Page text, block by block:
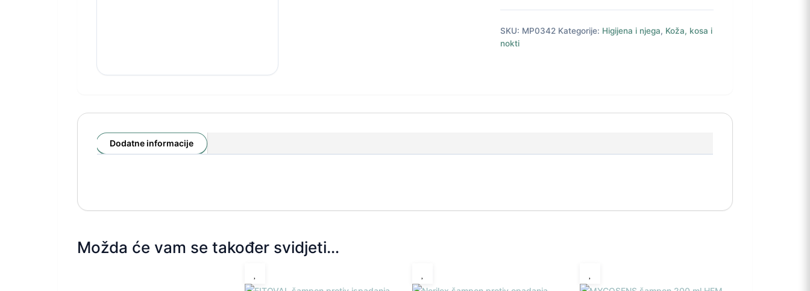
SKU: MP0342 Kategorije: Higijena i njega, Koža, kosa i
nokti
Dodatne informacije
Možda će vam se također svidjeti…